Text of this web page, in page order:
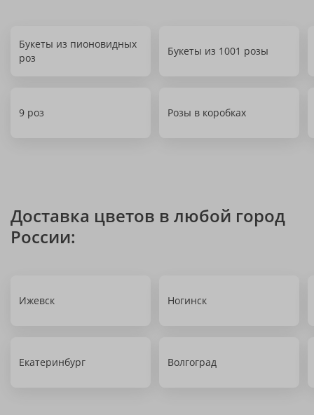
Букеты из пионовидных
роз
Букеты из 1001 розы
9 роз Розы в коробках
Доставка цветов в любой город
России:
Ижевск Ногинск
Екатеринбург Волгоград